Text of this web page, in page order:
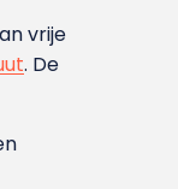
vrije
. De